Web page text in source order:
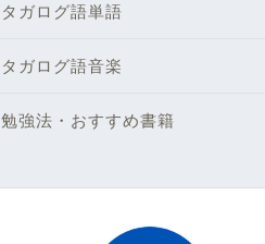
タガログ語単語
タガログ語音楽
勉強法・おすすめ書籍